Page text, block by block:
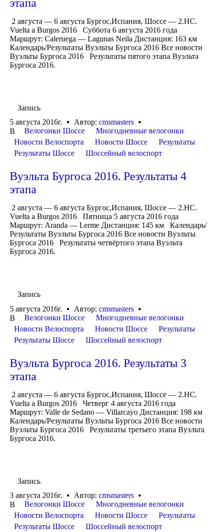
этапа
2 августа — 6 августа Бургос,Испания, Шоссе — 2.HC.
Vuelta a Burgos 2016 Суббота 6 августа 2016 года
Маршрут: Caleruega — Lagunas Neila Дистанция: 163 км
Календарь/Результаты Вуэльты Бургоса 2016 Все новости
Вуэльты Бургоса 2016 Результаты пятого этапа Вуэльта
Бургоса 2016.
Запись
5 августа 2016г.
Автор: cmsmasters
В
Велогонки Шоссе
Многодневные велогонки
Новости Велоспорта
Новости Шоссе
Результаты
Результаты Шоссе
Шоссейный велоспорт
Вуэльта Бургоса 2016. Результаты 4
этапа
2 августа — 6 августа Бургос,Испания, Шоссе — 2.HC.
Vuelta a Burgos 2016 Пятница 5 августа 2016 года
Маршрут: Aranda — Lerme Дистанция: 145 км Календарь/
Результаты Вуэльты Бургоса 2016 Все новости Вуэльты
Бургоса 2016 Результаты четвёртого этапа Вуэльта
Бургоса 2016.
Запись
5 августа 2016г.
Автор: cmsmasters
В
Велогонки Шоссе
Многодневные велогонки
Новости Велоспорта
Новости Шоссе
Результаты
Результаты Шоссе
Шоссейный велоспорт
Вуэльта Бургоса 2016. Результаты 3
этапа
2 августа — 6 августа Бургос,Испания, Шоссе — 2.HC.
Vuelta a Burgos 2016 Четверг 4 августа 2016 года
Маршрут: Valle de Sedano — Villarcayo Дистанция: 198 км
Календарь/Результаты Вуэльты Бургоса 2016 Все новости
Вуэльты Бургоса 2016 Результаты третьего этапа Вуэльта
Бургоса 2016.
Запись
3 августа 2016г.
Автор: cmsmasters
В
Велогонки Шоссе
Многодневные велогонки
Новости Велоспорта
Новости Шоссе
Результаты
Результаты Шоссе
Шоссейный велоспорт